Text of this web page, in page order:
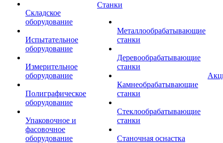
Складское
оборудование
Испытательное
оборудование
Измерительное
оборудование
Полиграфическое
оборудование
Упаковочное и
фасовочное
оборудование
Станки
Металлообрабатывающие
станки
Деревообрабатывающие
станки
Камнеобрабатывающие
станки
Стеклообрабатывающие
станки
Станочная оснастка